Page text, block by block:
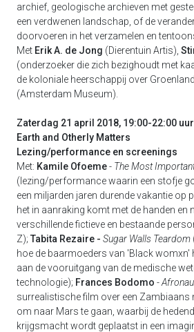
archief, geologische archieven met
een verdwenen landschap, of de
doorvoeren in het verzamelen en
Met Erik A. de Jong (Dierentuin Artis),
(onderzoeker die zich bezighoudt met
de koloniale heerschappij over
(Amsterdam Museum).
Zaterdag 21 april 2018, 19:00-22:00 uur
Earth and Otherly Matters
Lezing/performance en screenings
Met: Kamile Ofoeme- The Most
(lezing/performance waarin een stofje
een miljarden jaren durende vakantie op
het in aanraking komt met de handen en
verschillende fictieve en bestaande
Z); Tabita Rezaire - Sugar Walls Teardom
hoe de baarmoeders van 'Black womxn'
aan de vooruitgang van de medische
technologie); Frances Bodomo -
surrealistische film over een Zambiaans
om naar Mars te gaan, waarbij de
krijgsmacht wordt geplaatst in een